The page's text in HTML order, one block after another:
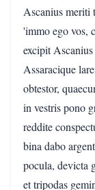
Ascanius meriti
'immo ego vos,
excipit
Assaracique
obtestor,
in vestris pono
reddite
bina dabo
pocula, devicta
et tripodas